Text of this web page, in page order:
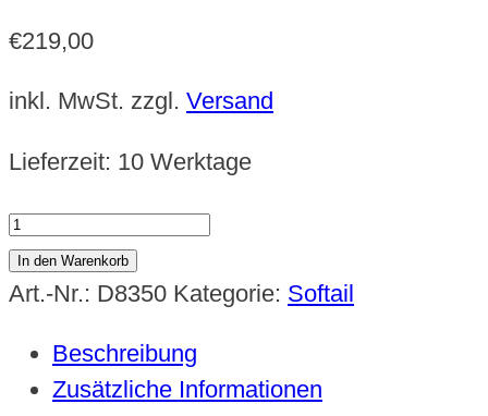
€219,00
inkl. MwSt. zzgl. Versand
Lieferzeit: 10 Werktage
LED
Sequentielle
Blinkerhalter
Softail
2018
In den Warenkorb
Art.-Nr.: D8350 Kategorie: Softail
Beschreibung
Zusätzliche Informationen